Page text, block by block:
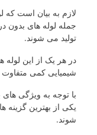
جمله لوله های بدون
تولید می شوند.
در هر یک از این
شیمیایی کمی متفاوت
یکی از بهترین گزینه
شوند.